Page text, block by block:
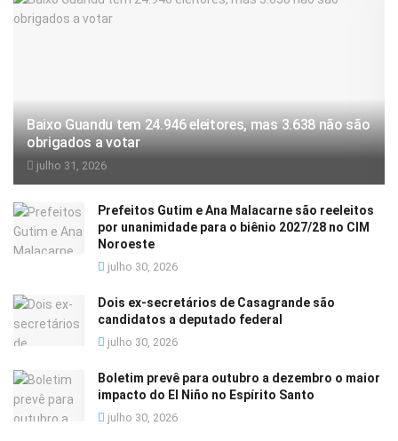
Baixo Guandu tem 24.946 eleitores, mas 3.638 não são
obrigados a votar
julho 31, 2026
Prefeitos Gutim e Ana Malacarne são reeleitos
por unanimidade para o biênio 2027/28 no CIM
Noroeste
julho 30, 2026
Dois ex-secretários de Casagrande são
candidatos a deputado federal
julho 30, 2026
Boletim prevê para outubro a dezembro o maior
impacto do El Niño no Espírito Santo
julho 30, 2026